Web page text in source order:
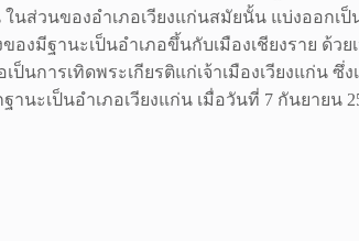
ส่วนของอำเภอเวียงแก่นสมัยนั้น แบ่งออกเ
องมีฐานะเป็นอำเภอขึ้นกับเมืองเชียงราย
นการเทิดพระเกียรติแก่เจ้าเมืองเวียงแก่น
นะเป็นอำเภอเวียงแก่น เมื่อวันที่ 7 กันยายน